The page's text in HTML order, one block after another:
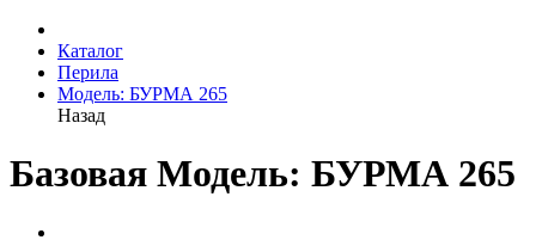
Каталог
Перила
Модель: БУРМА 265
Назад
Базовая Модель: БУРМА 265